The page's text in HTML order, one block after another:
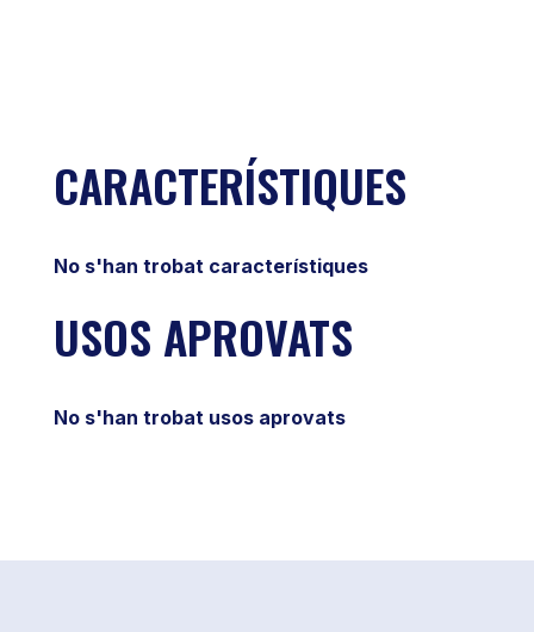
CARACTERÍSTIQUES
No s'han trobat característiques
USOS APROVATS
No s'han trobat usos aprovats